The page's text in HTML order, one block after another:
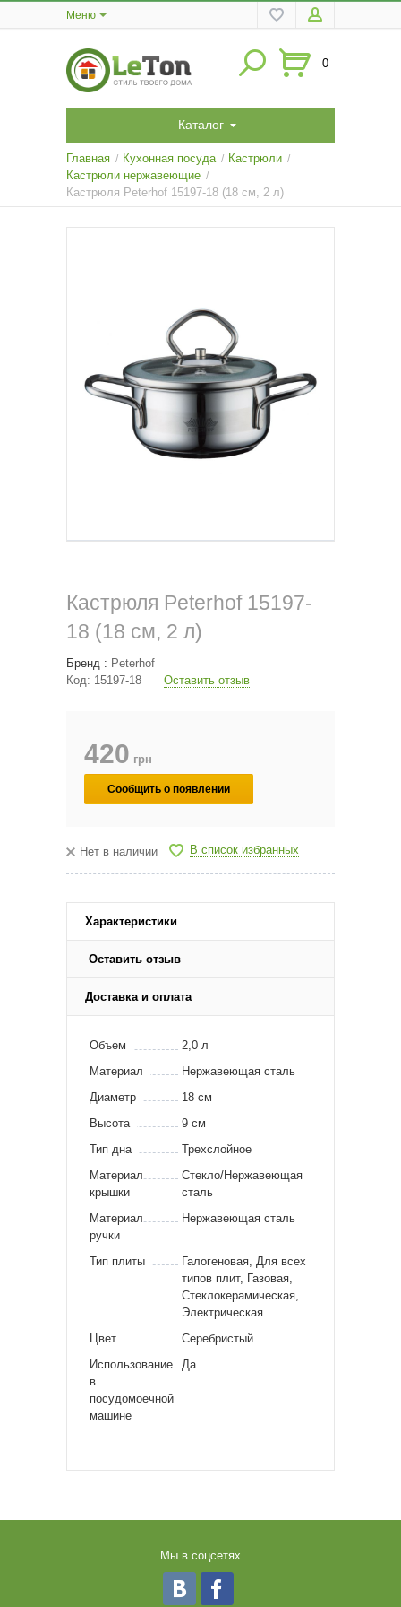
Меню
0
Каталог
Главная / Кухонная посуда / Кастрюли /
Кастрюли нержавеющие /
Кастрюля Peterhof 15197-18 (18 см, 2 л)
Кастрюля Peterhof 15197-
18 (18 см, 2 л)
Бренд : Peterhof
Код: 15197-18 Оставить отзыв
420 грн
Сообщить о появлении
Нет в наличии В список избранных
Характеристики
Оставить отзыв
Доставка и оплата
Объем
2,0 л
Материал
Нержавеющая сталь
Диаметр
18 см
Высота
9 см
Тип дна
Трехслойное
Материал
крышки
Стекло/Нержавеющая
сталь
Материал
ручки
Нержавеющая сталь
Тип плиты
Галогеновая, Для всех
типов плит, Газовая,
Стеклокерамическая,
Электрическая
Цвет
Серебристый
Использование
в
посудомоечной
машине
Да
Мы в соцсетях